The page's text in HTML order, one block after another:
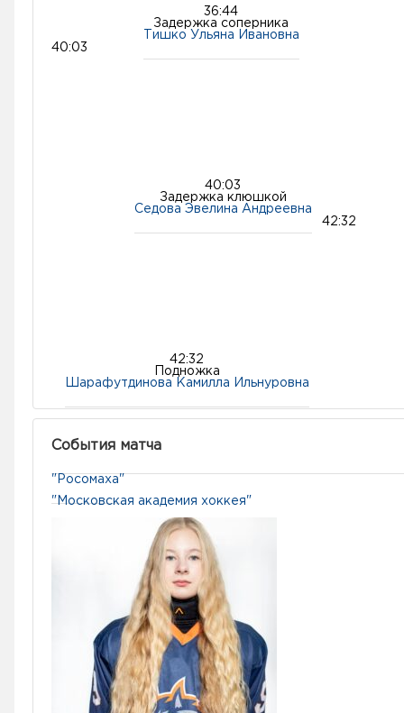
36:44
Задержка соперника
Тишко Ульяна Ивановна
40:03
40:03
Задержка клюшкой
Седова Эвелина Андреевна
42:32
Подножка
Шарафутдинова Камилла Ильнуровна
42:32
События матча
"Росомаха"
"Московская академия хоккея"